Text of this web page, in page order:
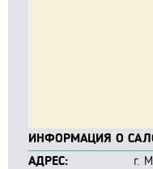
ИНФОРМАЦИЯ О
АДРЕС:
г.